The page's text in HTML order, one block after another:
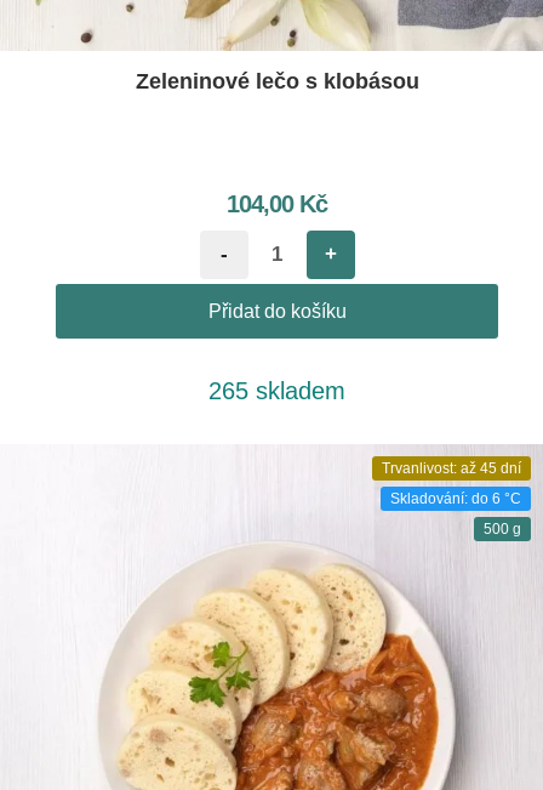
Zeleninové lečo s klobásou
104,00 Kč
- +
Přidat do košíku
265 skladem
Trvanlivost: až 45 dní
Skladování: do 6 °C
500 g